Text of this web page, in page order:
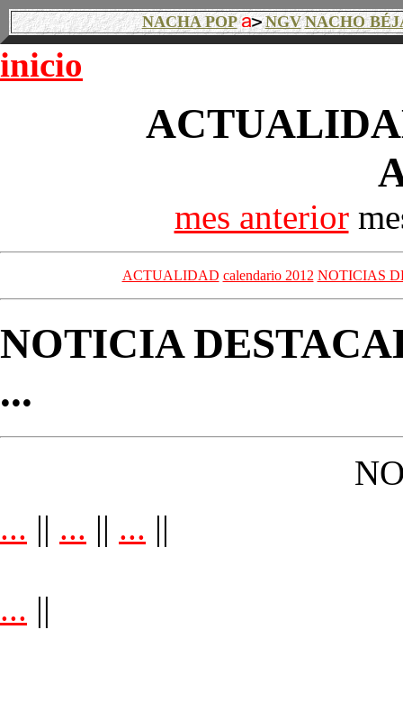
NACHA POP NGV NACHO
inicio
mes anterior
ACTUALIDAD calendario 2012 NOTICIAS
NOTICIA
...
... || ... || ... ||
... ||